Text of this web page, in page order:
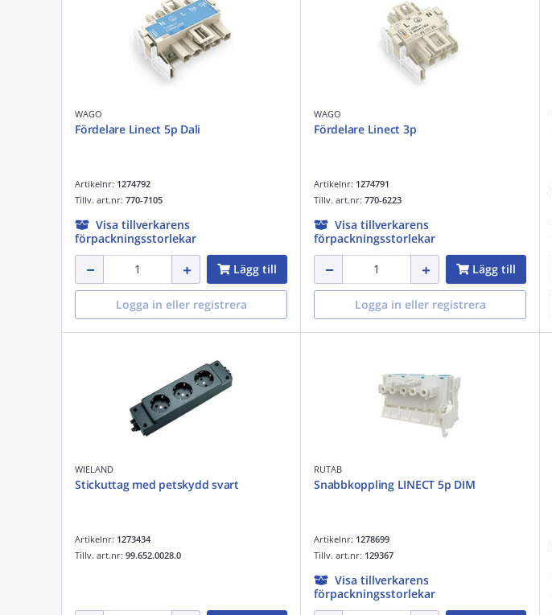
WAGO
Fördelare Linect 5p Dali
Artikelnr: 1274792
Tillv. art.nr: 770-7105
Visa tillverkarens
förpackningsstorlekar
Lägg till
Logga in eller registrera
WAGO
Fördelare Linect 3p
Artikelnr: 1274791
Tillv. art.nr: 770-6223
Visa tillverkarens
förpackningsstorlekar
Lägg till
Logga in eller registrera
WIELAND
Stickuttag med petskydd svart
Artikelnr: 1273434
Tillv. art.nr: 99.652.0028.0
RUTAB
Snabbkoppling LINECT 5p DIM
Artikelnr: 1278699
Tillv. art.nr: 129367
Visa tillverkarens
förpackningsstorlekar